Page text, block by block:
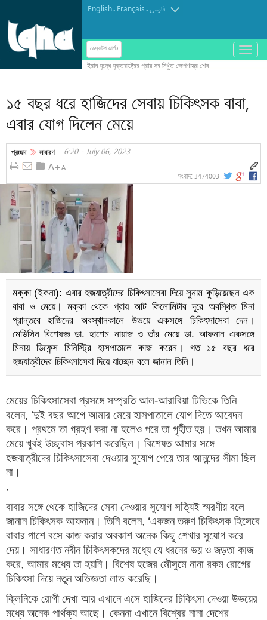
English. Français.فارسی
ডেস্কটপ ভার্শন
باز
و
منو১৫ বছর ধরে হাজিদের সেবায় চিকিৎসক বাবা,
এবার যোগ দিলেন মেয়ে
প্রচ্ছদ সাধারণ 6:20 - July 06, 2023
সংবাদ: 3474003
মক্কা (ইকনা): এবার হজযাত্রীদের চিকিৎসাসেবা দিয়ে সুনাম কুড়িয়েছেন এক
বাবা ও মেয়ে। মক্কা থেকে প্রায় আট কিলোমিটার দূরে অবস্থিত মিনা
প্রান্তরে হাজিদের অবস্থানকালে উভয়ে একসঙ্গে চিকিৎসাসেবা দেন।
মেডিসিন বিশেষজ্ঞ ডা. হাশেম নায়াজ ও তাঁর মেয়ে ডা. আফনান একসঙ্গে
মিনায় ডিফেন্স মিনিস্ট্রি হাসপাতালে কাজ করেন। গত ১৫ বছর ধরে
হজযাত্রীদের চিকিৎসাসেবা দিয়ে যাচ্ছেন বলে জানান তিনি।
মেয়ের চিকিৎসাসেবা প্রসঙ্গে সম্প্রতি আল-আরাবিয়া টিভিকে তিনি
বলেন, ‘দুই বছর আগে আমার মেয়ে হাসপাতালে যোগ দিতে আবেদন
করে। প্রথমে তা গ্রহণ করা না হলেও পরে তা গৃহীত হয়। তখন আমার
মেয়ে খুবই উচ্ছ্বাস প্রকাশ করেছিল। বিশেষত আমার সঙ্গে
হজযাত্রীদের চিকিৎসাসেবা দেওয়ার সুযোগ পেয়ে তার আনন্দের সীমা ছিল
না।
’
বাবার সঙ্গে থেকে হাজিদের সেবা দেওয়ার সুযোগ সত্যিই স্মরণীয় বলে
জানান চিকিৎসক আফনান। তিনি বলেন, ‘একজন তরুণ চিকিৎসক হিসেবে
বাবার পাশে বসে কাজ করার অবকাশ অনেক কিছু শেখার সুযোগ করে
দেয়। সাধারণত নবীন চিকিৎসকদের মধ্যে যে ধরনের ভয় ও জড়তা কাজ
করে, আমার মধ্যে তা হয়নি। বিশেষ হজের মৌসুমে নানা রকম রোগের
চিকিৎসা দিয়ে নতুন অভিজ্ঞতা লাভ করেছি।
ক্লিনিকে রোগী দেখা আর এখানে এসে হাজিদের চিকিৎসা দেওয়া উভয়ের
মধ্যে অনেক পার্থক্য আছে। কেননা এখানে বিশ্বের নানা দেশের